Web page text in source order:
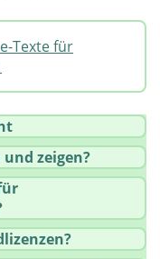
Texte für
zeigen?